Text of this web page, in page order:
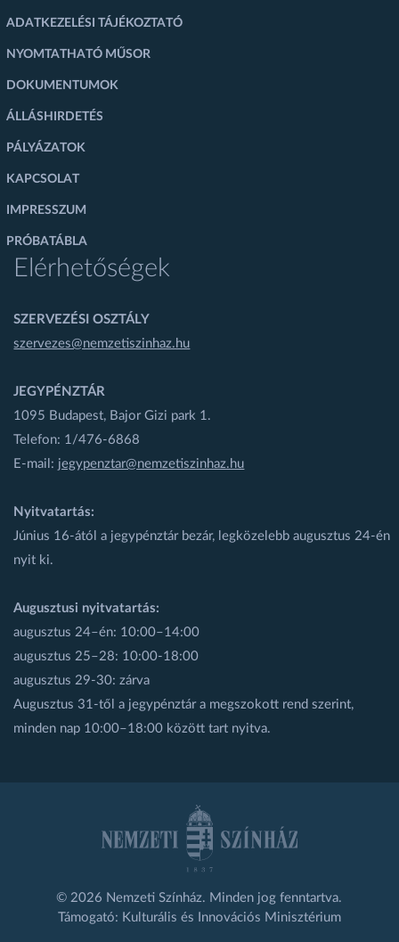
ADATKEZELÉSI TÁJÉKOZTATÓ
NYOMTATHATÓ MŰSOR
DOKUMENTUMOK
ÁLLÁSHIRDETÉS
PÁLYÁZATOK
KAPCSOLAT
IMPRESSZUM
PRÓBATÁBLA
Elérhetőségek
SZERVEZÉSI OSZTÁLY
szervezes@nemzetiszinhaz.hu
JEGYPÉNZTÁR
1095 Budapest, Bajor Gizi park 1.
Telefon: 1/476-6868
E-mail: jegypenztar@nemzetiszinhaz.hu
Nyitvatartás:
Június 16-ától a jegypénztár bezár, legközelebb augusztus 24-én
nyit ki.
Augusztusi nyitvatartás:
augusztus 24–én: 10:00–14:00
augusztus 25–28: 10:00-18:00
augusztus 29-30: zárva
Augusztus 31-től a jegypénztár a megszokott rend szerint,
minden nap 10:00–18:00 között tart nyitva.
© 2026 Nemzeti Színház. Minden jog fenntartva.
Támogató: Kulturális és Innovációs Minisztérium